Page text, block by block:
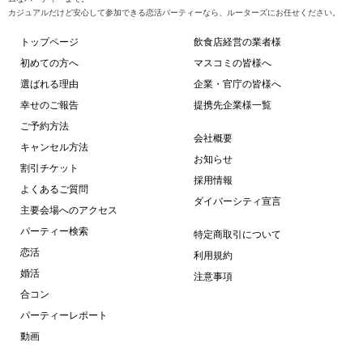
カジュアルだけど安心して参加できる恋活パーティーなら、ルーターズにお任せください。
トップページ
初めての方へ
選ばれる理由
幸せのご報告
ご予約方法
キャンセル方法
割引チケット
よくあるご質問
主要会場へのアクセス
パーティー検索
恋活
婚活
合コン
パーティーレポート
動画
飲食店経営の業者様
マスコミの皆様へ
企業・官庁の皆様へ
提携先企業様一覧
会社概要
お知らせ
採用情報
ダイバーシティ宣言
特定商取引について
利用規約
注意事項